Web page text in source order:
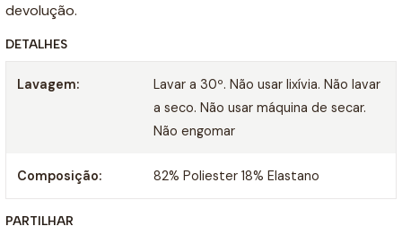
devolução.
DETALHES
Lavagem:
Lavar a 30º. Não usar lixívia. Não lavar
a seco. Não usar máquina de secar.
Não engomar
Composição: 82% Poliester 18% Elastano
PARTILHAR